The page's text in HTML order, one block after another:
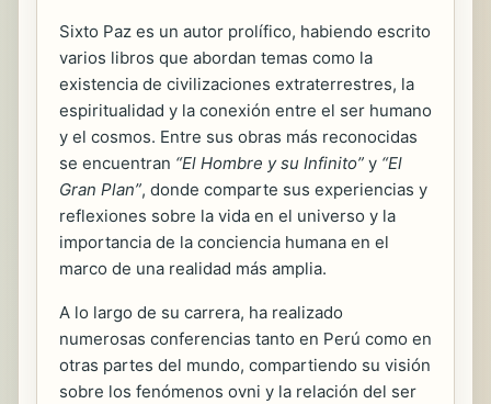
Sixto Paz es un autor prolífico, habiendo escrito
varios libros que abordan temas como la
existencia de civilizaciones extraterrestres, la
espiritualidad y la conexión entre el ser humano
y el cosmos. Entre sus obras más reconocidas
se encuentran “El Hombre y su Infinito” y “El
Gran Plan”, donde comparte sus experiencias y
reflexiones sobre la vida en el universo y la
importancia de la conciencia humana en el
marco de una realidad más amplia.
A lo largo de su carrera, ha realizado
numerosas conferencias tanto en Perú como en
otras partes del mundo, compartiendo su visión
sobre los fenómenos ovni y la relación del ser